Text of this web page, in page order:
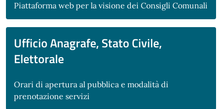
Piattaforma web per la visione dei Consigli Comunali
Ufficio Anagrafe, Stato Civile,
Elettorale
Orari di apertura al pubblica e modalità di
prenotazione servizi